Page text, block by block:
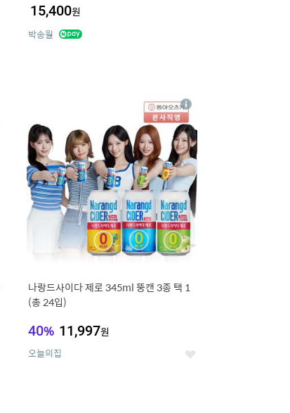
15,400원
박송월
나랑드사이다 제로 345ml 뚱캔 3종 택 1
(총 24입)
40% 11,997원
오늘의집 좋
상
세